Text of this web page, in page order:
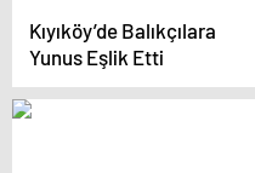
Kıyıköy’de Balıkçılara
Yunus Eşlik Etti